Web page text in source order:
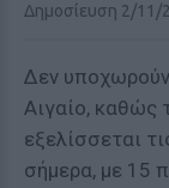
Δημοσίευση 2/11/
Δεν υποχωρούν
Αιγαίο, καθώς
εξελίσσεται
σήμερα, με 15